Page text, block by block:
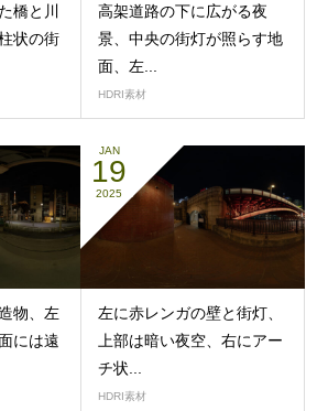
橋と川
状の街
高架道路の下に広がる夜
景、中央の街灯が照らす地
面、左...
HDRI素材
物、左
には遠
JAN
19
2025
左に赤レンガの壁と街灯、
上部は暗い夜空、右にアー
チ状...
HDRI素材